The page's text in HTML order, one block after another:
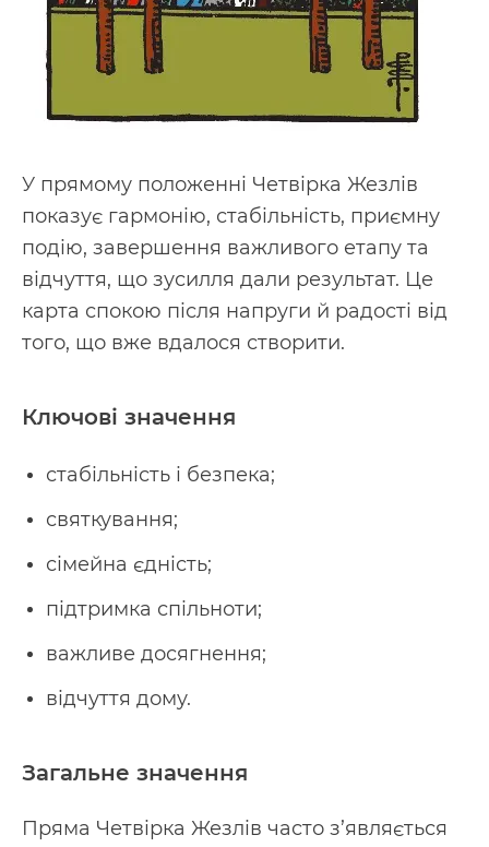
У прямому положенні Четвірка Жезлів
показує гармонію, стабільність, приємну
подію, завершення важливого етапу та
відчуття, що зусилля дали результат. Це
карта спокою після напруги й радості від
того, що вже вдалося створити.
Ключові значення
стабільність і безпека;
святкування;
сімейна єдність;
підтримка спільноти;
важливе досягнення;
відчуття дому.
Загальне значення
Пряма Четвірка Жезлів часто з’являється